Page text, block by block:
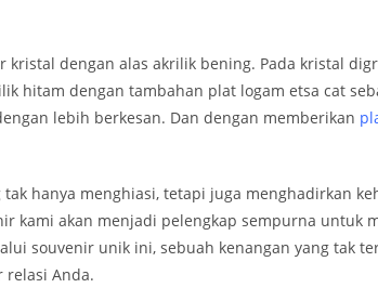
dengan alas akrilik bening. Pada kristal
hitam dengan tambahan plat logam etsa cat
lebih berkesan. Dan dengan memberikan
hanya menghiasi, tetapi juga menghadirkan
kami akan menjadi pelengkap sempurna untuk
souvenir unik ini, sebuah kenangan yang tak
relasi Anda.